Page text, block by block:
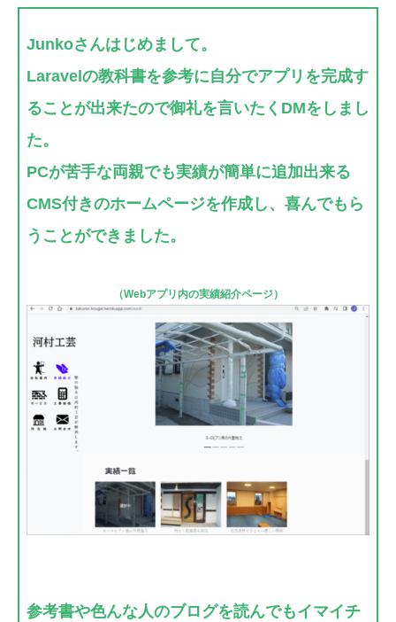
Junkoさんはじめまして。
Laravelの教科書を参考に自分でアプリを完成す
ることが出来たので御礼を言いたくDMをしまし
た。
PCが苦手な両親でも実績が簡単に追加出来る
CMS付きのホームページを作成し、喜んでもら
うことができました。
（Webアプリ内の実績紹介ページ）
参考書や色んな人のブログを読んでもイマイチ